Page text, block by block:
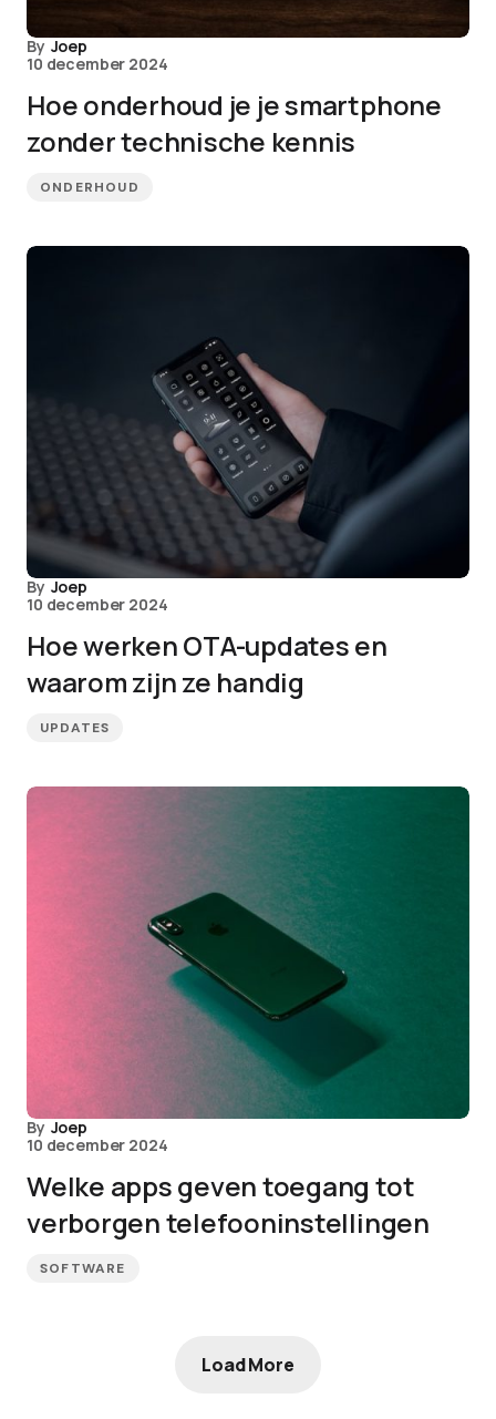
By Joep
10 december 2024
Hoe onderhoud je je smartphone
zonder technische kennis
ONDERHOUD
By Joep
10 december 2024
Hoe werken OTA-updates en
waarom zijn ze handig
UPDATES
By Joep
10 december 2024
Welke apps geven toegang tot
verborgen telefooninstellingen
SOFTWARE
Load More